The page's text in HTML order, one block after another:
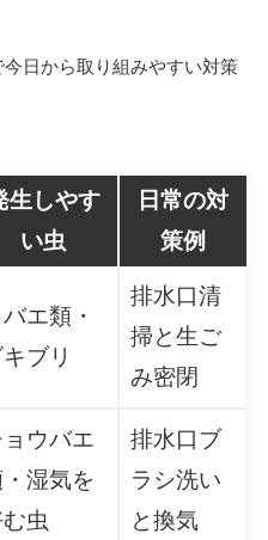
日から取り組みやすい対策
生しやす
い虫
日常の対
策例
バエ類・
ブリ
排水口清
掃と生ご
み密閉
ウバエ
湿気を
虫
排水口ブ
ラシ洗い
と換気